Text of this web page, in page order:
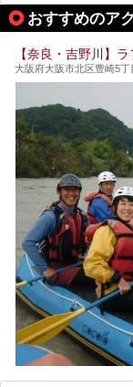
今回
した
す。ま
コの世
開湯
じる湯
今回
おすすめのア
【奈良・吉野川】
大阪府大阪市北区豊崎5